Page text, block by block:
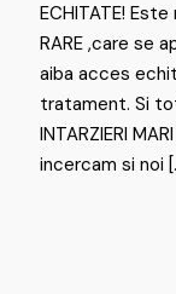
ECHITATE!
RARE ,care se
aiba acces
tratament. Si
INTARZIERI
incercam si noi